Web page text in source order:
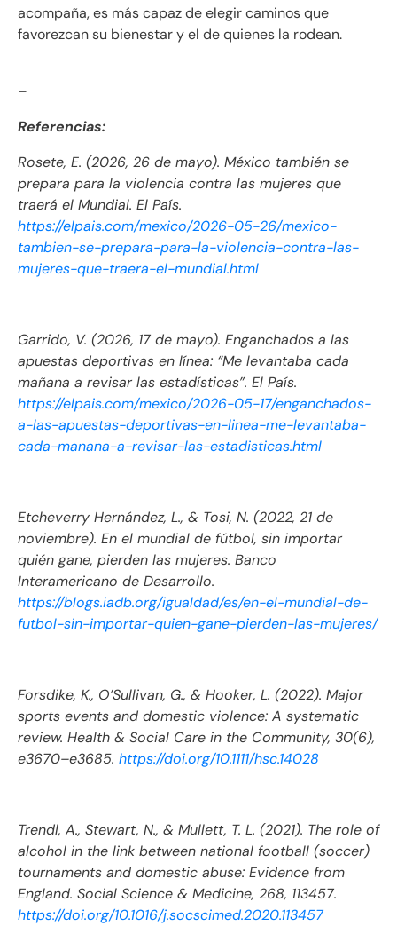
acompaña, es más capaz de elegir caminos que
favorezcan su bienestar y el de quienes la rodean.
–
Referencias:
Rosete, E. (2026, 26 de mayo). México también se
prepara para la violencia contra las mujeres que
traerá el Mundial. El País.
https://elpais.com/mexico/2026-05-26/mexico-
tambien-se-prepara-para-la-violencia-contra-las-
mujeres-que-traera-el-mundial.html
Garrido, V. (2026, 17 de mayo). Enganchados a las
apuestas deportivas en línea: “Me levantaba cada
mañana a revisar las estadísticas”. El País.
https://elpais.com/mexico/2026-05-17/enganchados-
a-las-apuestas-deportivas-en-linea-me-levantaba-
cada-manana-a-revisar-las-estadisticas.html
Etcheverry Hernández, L., & Tosi, N. (2022, 21 de
noviembre). En el mundial de fútbol, sin importar
quién gane, pierden las mujeres. Banco
Interamericano de Desarrollo.
https://blogs.iadb.org/igualdad/es/en-el-mundial-de-
futbol-sin-importar-quien-gane-pierden-las-mujeres/
Forsdike, K., O’Sullivan, G., & Hooker, L. (2022). Major
sports events and domestic violence: A systematic
review. Health & Social Care in the Community, 30(6),
e3670–e3685. https://doi.org/10.1111/hsc.14028
Trendl, A., Stewart, N., & Mullett, T. L. (2021). The role of
alcohol in the link between national football (soccer)
tournaments and domestic abuse: Evidence from
England. Social Science & Medicine, 268, 113457.
https://doi.org/10.1016/j.socscimed.2020.113457